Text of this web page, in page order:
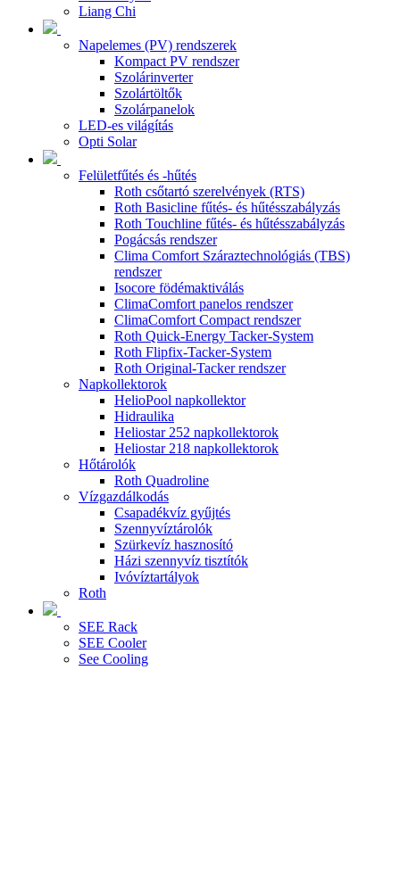
Liang Chi
Napelemes (PV) rendszerek
Kompact PV rendszer
Szolárinverter
Szolártöltők
Szolárpanelok
LED-es világítás
Opti Solar
Felületfűtés és -hűtés
Roth csőtartó szerelvények (RTS)
Roth Basicline fűtés- és hűtésszabályzás
Roth Touchline fűtés- és hűtésszabályzás
Pogácsás rendszer
Clima Comfort Száraztechnológiás (TBS)
rendszer
Isocore födémaktiválás
ClimaComfort panelos rendszer
ClimaComfort Compact rendszer
Roth Quick-Energy Tacker-System
Roth Flipfix-Tacker-System
Roth Original-Tacker rendszer
Napkollektorok
HelioPool napkollektor
Hidraulika
Heliostar 252 napkollektorok
Heliostar 218 napkollektorok
Hőtárolók
Roth Quadroline
Vízgazdálkodás
Csapadékvíz gyűjtés
Szennyvíztárolók
Szürkevíz hasznosító
Házi szennyvíz tisztítók
Ivóvíztartályok
Roth
SEE Rack
SEE Cooler
See Cooling